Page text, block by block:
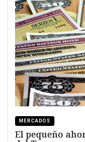
MERCADOS
El pequeño